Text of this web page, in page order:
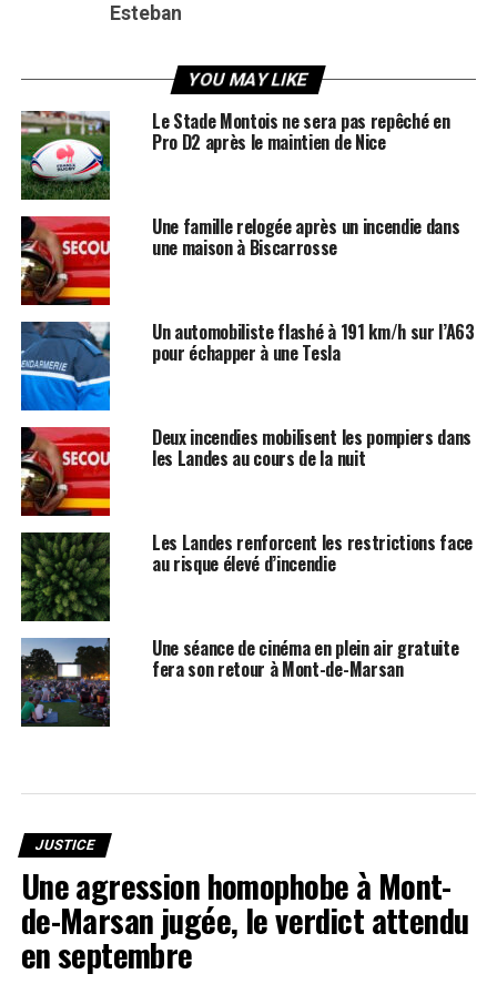
Esteban
YOU MAY LIKE
Le Stade Montois ne sera pas repêché en
Pro D2 après le maintien de Nice
Une famille relogée après un incendie dans
une maison à Biscarrosse
Un automobiliste flashé à 191 km/h sur l’A63
pour échapper à une Tesla
Deux incendies mobilisent les pompiers dans
les Landes au cours de la nuit
Les Landes renforcent les restrictions face
au risque élevé d’incendie
Une séance de cinéma en plein air gratuite
fera son retour à Mont-de-Marsan
JUSTICE
Une agression homophobe à Mont-
de-Marsan jugée, le verdict attendu
en septembre